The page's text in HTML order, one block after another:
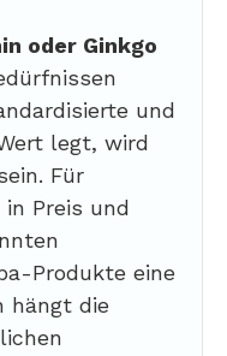
oder Ginkgo
und
legt, wird
Für
Preis und
Produkte eine
hängt die